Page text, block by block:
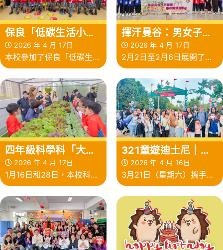
保良「低碳生活小天
使」計劃——太陽能
夜燈工作坊
2026 年 4 月 17日
本校參加了保良「低碳生活
動是升級再造工作坊。
揮汗曼谷：男女子排
球隊泰國集訓遊學團
2026 年 4 月 17日
2月2日至2月6日展開了一
訓之旅
四年級科學科「大手
牽小手」水耕種植課
程培訓工作坊
2026 年 4 月 17日
1月16日和28日，本校科學
耕種植培訓工作坊
321童遊迪士尼｜大
手牽小手
2026 年 4 月 16日
3月21日（星期六）攜手在
充滿笑聲的「童遊迪士尼-
大手牽小手」活動！